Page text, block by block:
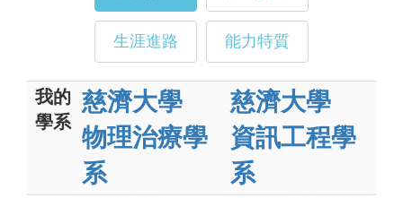
生涯進路 能力特質
我的
學系
慈濟大學
物理治療學
系
慈濟大學
資訊工程學
系